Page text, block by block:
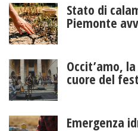
Stato di
Piemonte
Occit’amo,
cuore del
Emergenza